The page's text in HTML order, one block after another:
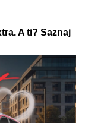
može da izdrži?